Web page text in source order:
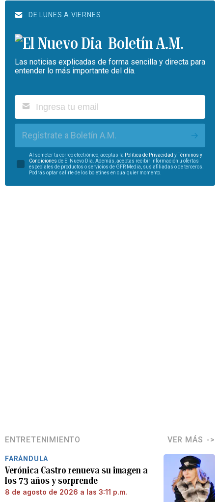
DE LUNES A VIERNES
Boletín A.M.
Las noticias explicadas de forma sencilla y directa para
entender lo más importante del día.
Regístrate a Boletín A.M.
Al someter tu correo electrónico, aceptas la Política de Privacidad yTérminos y
Condiciones de El Nuevo Día. Además, aceptas recibir información u ofertas
especiales de productos o servicios de GFR Media, sus afiliadas o de terceros.
Podrás optar salirte de los boletines en cualquier momento.
ENTRETENIMIENTO VER MÁS
FARÁNDULA
Verónica Castro renueva su imagen a
los 73 años y sorprende
8 de agosto de 2026 a las 3:11 p.m.